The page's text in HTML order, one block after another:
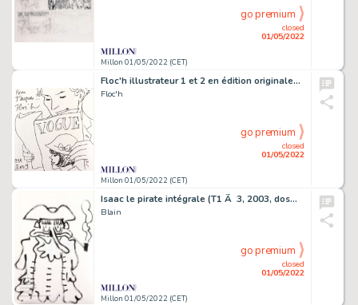
Millon 01/05/2022 (CET)
closed
01/05/2022
go premium
Floc'h illustrateur 1 et 2 en édition originale…
Floc'h
Millon 01/05/2022 (CET)
closed
01/05/2022
go premium
Isaac le pirate intégrale (T1 Ã 3, 2003, dos…
Blain
Millon 01/05/2022 (CET)
closed
01/05/2022
go premium